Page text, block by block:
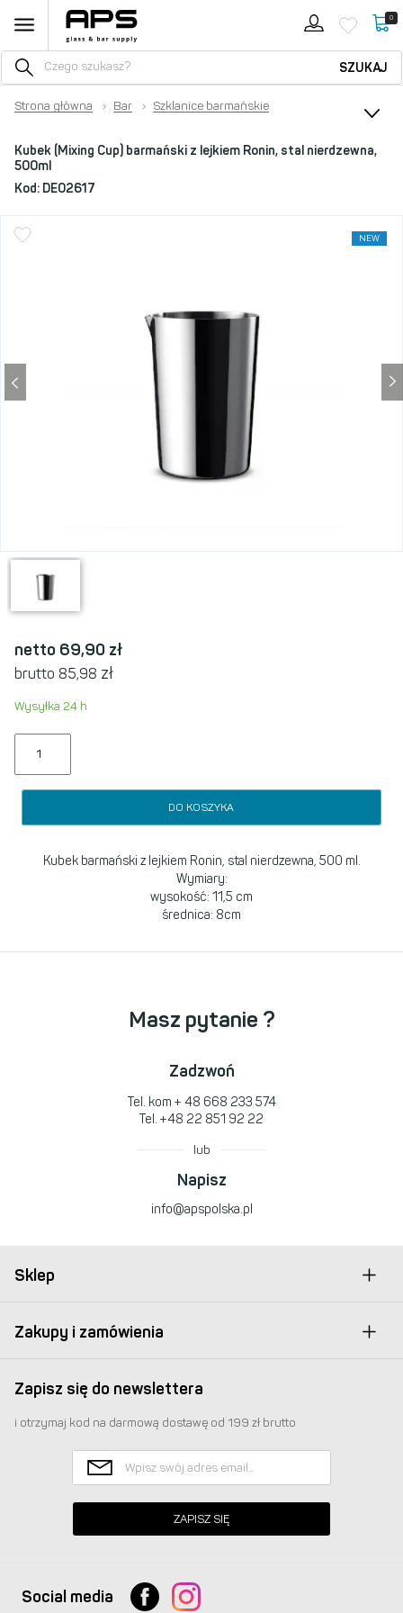
0
SZUKAJ
Strona główna › Bar › Szklanice barmańskie
Kubek (Mixing Cup) barmański z lejkiem Ronin, stal nierdzewna,
500ml
Kod: DE02617
NEW
netto 69,90 zł
brutto 85,98 zł
Wysyłka 24 h
DO KOSZYKA
Kubek barmański z lejkiem Ronin, stal nierdzewna, 500 ml.
Wymiary:
wysokość: 11,5 cm
średnica: 8cm
Masz pytanie ?
Zadzwoń
Tel. kom + 48 668 233 574
Tel. +48 22 851 92 22
lub
Napisz
info@apspolska.pl
Sklep
Zakupy i zamówienia
Zapisz się do newslettera
i otrzymaj kod na darmową dostawę od 199 zł brutto
ZAPISZ SIĘ
Social media